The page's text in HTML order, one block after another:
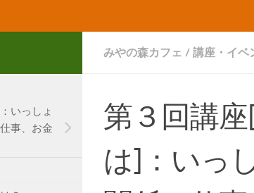
みやの森カフェ / 講座・イベ
第３回講
は]：いっ
いっしょ
事、お金